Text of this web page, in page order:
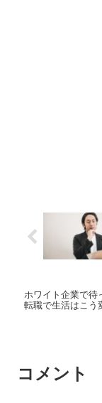
ホワイト企業で待
転職で生活はこう
コメント